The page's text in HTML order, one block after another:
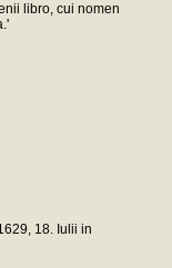
libro, cui nomen
18. Iulii in